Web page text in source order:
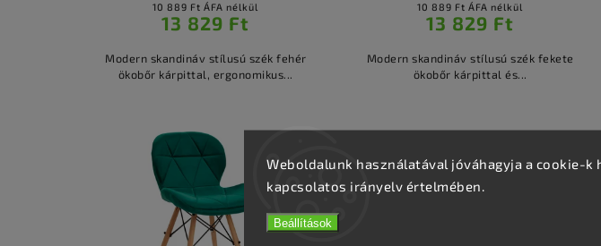
Weboldalunk használatával jóváhagyja a cookie-k
kapcsolatos irányelv értelmében.
Beállítások
10 889 Ft ÁFA nélkül
13 829 Ft
Modern skandináv stílusú szék fehér
ökobőr kárpittal, ergonomikus...
10 889 Ft ÁFA nélkül
13 829 Ft
Modern skandináv stílusú szék fekete
ökobőr kárpittal és...